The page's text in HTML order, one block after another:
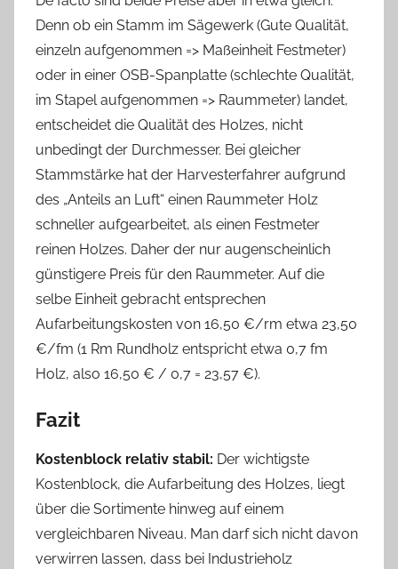
Denn ob ein Stamm im Sägewerk (Gute Qualität,
einzeln aufgenommen => Maßeinheit Festmeter)
oder in einer OSB-Spanplatte (schlechte Qualität,
im Stapel aufgenommen => Raummeter) landet,
entscheidet die Qualität des Holzes, nicht
unbedingt der Durchmesser. Bei gleicher
Stammstärke hat der Harvesterfahrer aufgrund
des „Anteils an Luft“ einen Raummeter Holz
schneller aufgearbeitet, als einen Festmeter
reinen Holzes. Daher der nur augenscheinlich
günstigere Preis für den Raummeter. Auf die
selbe Einheit gebracht entsprechen
Aufarbeitungskosten von 16,50 €/rm etwa 23,50
€/fm (1 Rm Rundholz entspricht etwa 0,7 fm
Holz, also 16,50 € / 0,7 = 23,57 €).
Fazit
Kostenblock relativ stabil: Der wichtigste
Kostenblock, die Aufarbeitung des Holzes, liegt
über die Sortimente hinweg auf einem
vergleichbaren Niveau. Man darf sich nicht davon
verwirren lassen, dass bei Industrieholz